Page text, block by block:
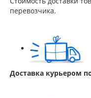
перевозчика.
Доставка курьером